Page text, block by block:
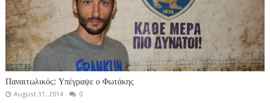
Παναιτωλικός: Υπέγραψε ο Φωτάκης
August 31, 2014 0